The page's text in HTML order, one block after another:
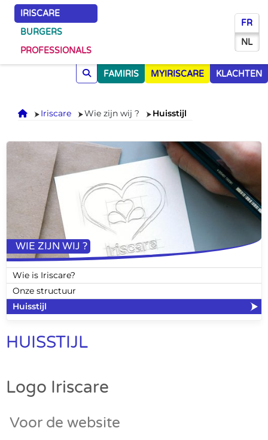
IRISCARE
BURGERS
PROFESSIONALS
FR
NL
FAMIRIS MYIRISCARE KLACHTEN
Onthaal
Iriscare Wie zijn wij ? Huisstijl
WIE ZIJN WIJ ?
Wie is Iriscare?
Onze structuur
Huisstijl
HUISSTIJL
Logo Iriscare
Voor de website